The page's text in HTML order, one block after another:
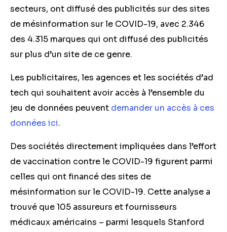
secteurs, ont diffusé des publicités sur des sites
de mésinformation sur le COVID-19, avec 2.346
des 4.315 marques qui ont diffusé des publicités
sur plus d’un site de ce genre.
Les publicitaires, les agences et les sociétés d’ad
tech qui souhaitent avoir accès à l’ensemble du
jeu de données peuvent demander un accès à ces
données ici.
Des sociétés directement impliquées dans l’effort
de vaccination contre le COVID-19 figurent parmi
celles qui ont financé des sites de
mésinformation sur le COVID-19. Cette analyse a
trouvé que 105 assureurs et fournisseurs
médicaux américains – parmi lesquels Stanford